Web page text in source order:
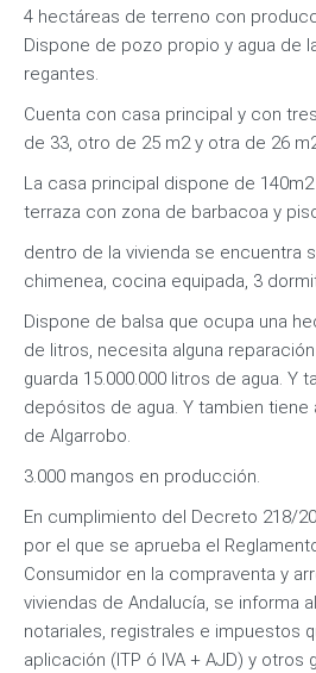
4 hectáreas de terreno con
Dispone de pozo propio y agua de
regantes.
Cuenta con casa principal y con
de 33, otro de 25 m2 y otra de 26
La casa principal dispone de
terraza con zona de barbacoa y
dentro de la vivienda se encuentra
chimenea, cocina equipada, 3
Dispone de balsa que ocupa una
de litros, necesita alguna
guarda 15.000.000 litros de agua. Y
depósitos de agua. Y tambien tiene
de Algarrobo.
3.000 mangos en producción.
En cumplimiento del Decreto 218/
por el que se aprueba el
Consumidor en la compraventa y
viviendas de Andalucía, se informa
notariales, registrales e impuestos
aplicación (ITP ó IVA + AJD) y otros